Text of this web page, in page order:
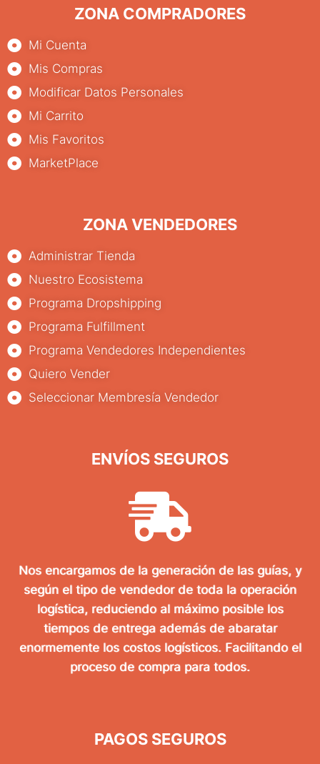
ZONA COMPRADORES
Mi Cuenta
Mis Compras
Modificar Datos Personales
Mi Carrito
Mis Favoritos
MarketPlace
ZONA VENDEDORES
Administrar Tienda
Nuestro Ecosistema
Programa Dropshipping
Programa Fulfillment
Programa Vendedores Independientes
Quiero Vender
Seleccionar Membresía Vendedor
ENVÍOS SEGUROS
Nos encargamos de la generación de las guías, y
según el tipo de vendedor de toda la operación
logística, reduciendo al máximo posible los
tiempos de entrega además de abaratar
enormemente los costos logísticos. Facilitando el
proceso de compra para todos.
PAGOS SEGUROS